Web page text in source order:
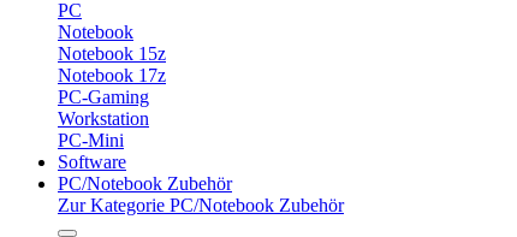
PC
Notebook
Notebook 15z
Notebook 17z
PC-Gaming
Workstation
PC-Mini
Software
PC/Notebook Zubehör
Zur Kategorie PC/Notebook Zubehör